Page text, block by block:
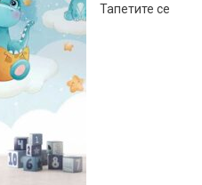
Тапетите се